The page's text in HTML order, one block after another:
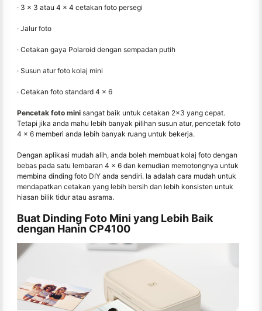
· 3 × 3 atau 4 × 4 cetakan foto persegi
· Jalur foto
· Cetakan gaya Polaroid dengan sempadan putih
· Susun atur foto kolaj mini
· Cetakan foto standard 4 × 6
Pencetak foto mini sangat baik untuk cetakan 2x3 yang cepat.
Tetapi jika anda mahu lebih banyak pilihan susun atur, pencetak foto
4 × 6 memberi anda lebih banyak ruang untuk bekerja.
Dengan aplikasi mudah alih, anda boleh membuat kolaj foto dengan
bebas pada satu lembaran 4 × 6 dan kemudian memotongnya untuk
membina dinding foto DIY anda sendiri. Ia adalah cara mudah untuk
mendapatkan cetakan yang lebih bersih dan lebih konsisten untuk
hiasan bilik tidur atau asrama.
Buat Dinding Foto Mini yang Lebih Baik
dengan Hanin CP4100